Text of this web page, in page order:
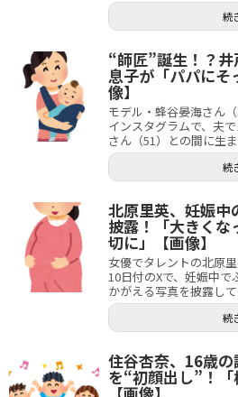
続
“師匠”誕生！？
息子が「パパにそ
像】
モデル・蜂谷晏海さん
インスタグラムで、夫
さん（51）との間に生
続
北原里英、妊娠中
披露！「大きくな
切に」【画像】
女優でタレントの北原
10日付のXで、妊娠中で
かがえる写真を披露し
続
住谷杏奈、16歳
を“初顔出し”！